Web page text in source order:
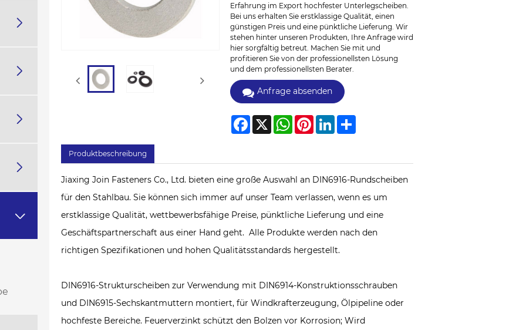





Erfahrung im Export hochfester Unterlegscheiben.
Bei uns erhalten Sie erstklassige Qualität, einen
günstigen Preis und eine pünktliche Lieferung. Wir
stehen hinter unseren Produkten, Ihre Anfrage wird
hier sorgfältig betreut. Machen Sie mit und
profitieren Sie von der professionellsten Lösung
und dem professionellsten Berater.
Anfrage absenden
Facebook
X WhatsAppPinterestLinkedInShare
Produktbeschreibung
Jiaxing Join Fasteners Co., Ltd. bieten eine große Auswahl an DIN6916-Rundscheiben
für den Stahlbau. Sie können sich immer auf unser Team verlassen, wenn es um
erstklassige Qualität, wettbewerbsfähige Preise, pünktliche Lieferung und eine
Geschäftspartnerschaft aus einer Hand geht. Alle Produkte werden nach den
richtigen Spezifikationen und hohen Qualitätsstandards hergestellt.
DIN6916-Strukturscheiben zur Verwendung mit DIN6914-Konstruktionsschrauben
und DIN6915-Sechskantmuttern montiert, für Windkrafterzeugung, Ölpipeline oder
hochfeste Bereiche. Feuerverzinkt schützt den Bolzen vor Korrosion; Wird